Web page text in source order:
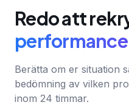
Redo att
Berätta om er situation
bedömning av vilken
inom 24 timmar.